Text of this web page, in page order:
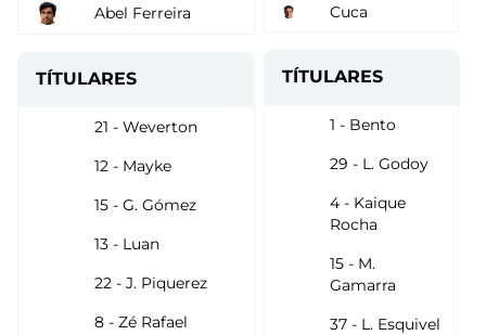
Abel Ferreira
TÍTULARES
21 - Weverton
12 - Mayke
15 - G. Gómez
13 - Luan
22 - J. Piquerez
8 - Zé Rafael
Cuca
TÍTULARES
1 - Bento
29 - L. Godoy
4 - Kaique
Rocha
15 - M.
Gamarra
37 - L. Esquivel